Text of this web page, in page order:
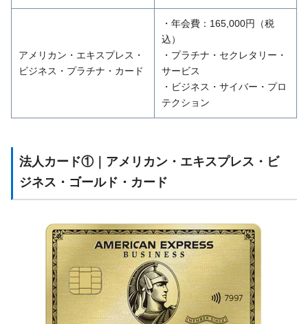
アメリカン・エキスプレス・
ビジネス・プラチナ・カード
・年会費：165,000円（税
込）
・プラチナ・セクレタリー・
サービス
・ビジネス・サイバー・プロ
テクション
法人カード①｜アメリカン・エキスプレス・ビ
ジネス・ゴールド・カード